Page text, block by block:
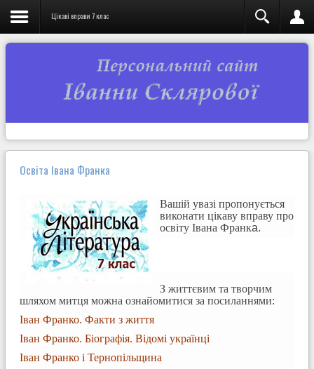
Цікаві вправи 7 клас
Освіта Івана Франка
Вашій увазі пропонується
виконати цікаву вправу про
освіту Івана Франка.
З життєвим та творчим
шляхом митця можна ознайомитися за посиланнями:
Іван Франко. Факти з життя
Іван Франко. Біографія. Відомі українці
Іван Франко і Тернопільщина